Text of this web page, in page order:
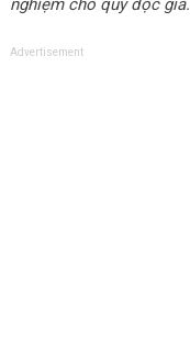
nghiệm cho quý độc giả.
Advertisement